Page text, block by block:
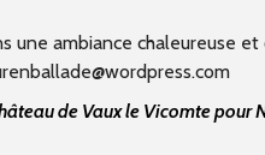
une ambiance chaleureuse
de Vaux le Vicomte pour